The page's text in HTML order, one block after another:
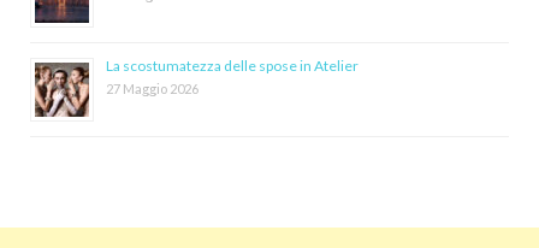
La scostumatezza delle spose in Atelier
27 Maggio 2026